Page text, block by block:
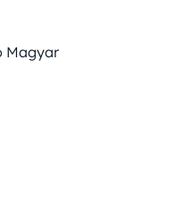
Magyar